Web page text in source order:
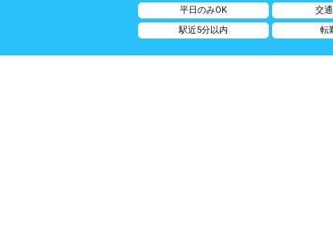
平日のみOK 交
駅近5分以内
転